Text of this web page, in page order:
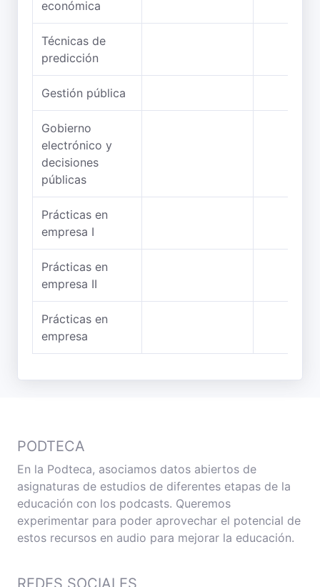
económica
Técnicas de
predicción
Gestión pública
Gobierno
electrónico y
decisiones
públicas
Prácticas en
empresa I
Prácticas en
empresa II
Prácticas en
empresa
PODTECA
En la Podteca, asociamos datos abiertos de
asignaturas de estudios de diferentes etapas de la
educación con los podcasts. Queremos
experimentar para poder aprovechar el potencial de
estos recursos en audio para mejorar la educación.
REDES SOCIALES